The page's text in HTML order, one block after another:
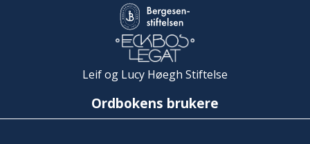
Leif og Lucy Høegh Stiftelse
Ordbokens brukere